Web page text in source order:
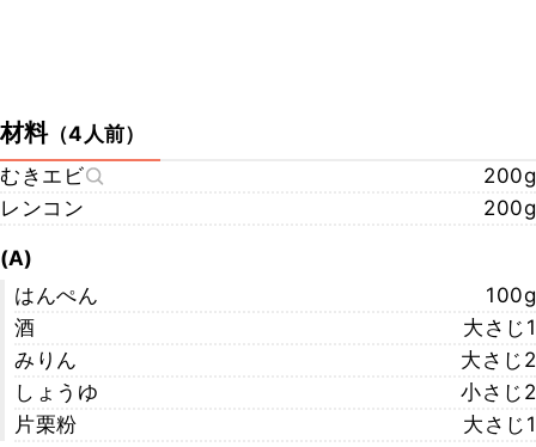
材料（4人前）
むきエビ
200g
レンコン
200g
(A)
はんぺん
100g
酒
大さじ1
みりん
大さじ2
しょうゆ
小さじ2
片栗粉
大さじ1